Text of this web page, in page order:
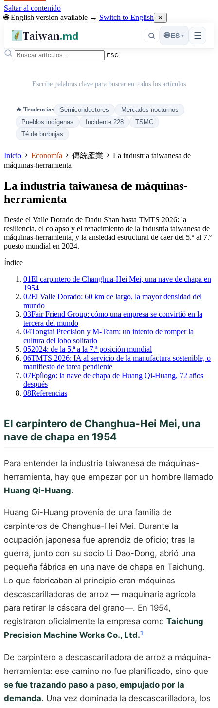
Saltar al contenido
🌐 English version available → Switch to English ✕
Taiwan.md ☰
🌐 ES ▾
ESC
Escribe palabras clave para buscar en todos los artículos
🔥 Tendencias Semiconductores
Mercados nocturnos
Pueblos indígenas
Incidente 228
TSMC
Té de burbujas
Inicio Economía 傳統產業
La industria taiwanesa de
máquinas-herramienta
La industria taiwanesa de máquinas-
herramienta
Desde el Valle Dorado de Dadu Shan hasta TMTS 2026: la
resiliencia, el colapso y el renacimiento de la industria taiwanesa de
máquinas-herramienta, y la ansiedad estructural de caer del 5.º al 7.º
puesto mundial en 2024.
Índice
01El carpintero de Changhua-Hei Mei, una nave de chapa en
1954
02El Valle Dorado: 60 km de largo, la mayor densidad del
mundo
03Fair Friend Group: cómo una empresa se convirtió en la
tercera del mundo
04Tongtai Precision y M-Team: un intento de romper la
cultura del lobo solitario
052024: de la 5.ª a la 7.ª posición mundial
06TMTS 2026: IA al servicio de la manufactura sostenible, o
manifiesto de tarea pendiente
07Epílogo: la nave de chapa de Huang Qi-Huang, 72 años
después
08Referencias
El carpintero de Changhua-Hei Mei, una
nave de chapa en 1954
Para entender la industria taiwanesa de máquinas-
herramienta, hay que empezar por un hombre llamado
Huang Qi-Huang.
Huang Qi-Huang provenía de una familia de
carpinteros de Changhua-Hei Mei. Durante la
ocupación japonesa fue aprendiz de oficio; tras la
guerra, junto con su socio Li Dao-Dong, abrió una
pequeña fábrica en una nave de chapa en Taichung.
Lo que fabricaban al principio eran máquinas
descascarilladoras de arroz — maquinaria agrícola
para retirar la cáscara del grano—. En 1954,
registraron oficialmente la empresa como Taichung
Precision Machine Works Co., Ltd.1
De carpintero a descascarilladora de arroz a máquina-
herramienta: ese camino no fue planificado, sino que
se fue trazando paso a paso, empujado por la
demanda. Una vez dominada la descascarilladora, los